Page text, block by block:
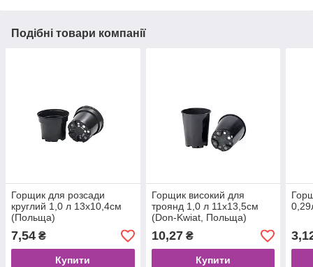
Подібні товари компанії
Горщик для розсади
круглий 1,0 л 13х10,4см
(Польща)
7,54 ₴
Купити
Горщик високий для
троянд 1,0 л 11х13,5см
(Don-Kwiat, Польща)
10,27₴
Купити